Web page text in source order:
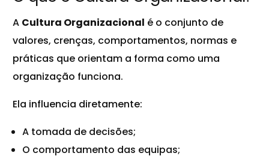
A Cultura Organizacional é o conjunto de
valores, crenças, comportamentos, normas e
práticas que orientam a forma como uma
organização funciona.
Ela influencia diretamente:
A tomada de decisões;
O comportamento das equipas;